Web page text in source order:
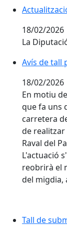
18/02/2026
La
Avís de tall
18/02/2026
En motiu
que fa uns
carretera
de
Raval del
L'actuació
reobrirà el
del migdia,
Tall de